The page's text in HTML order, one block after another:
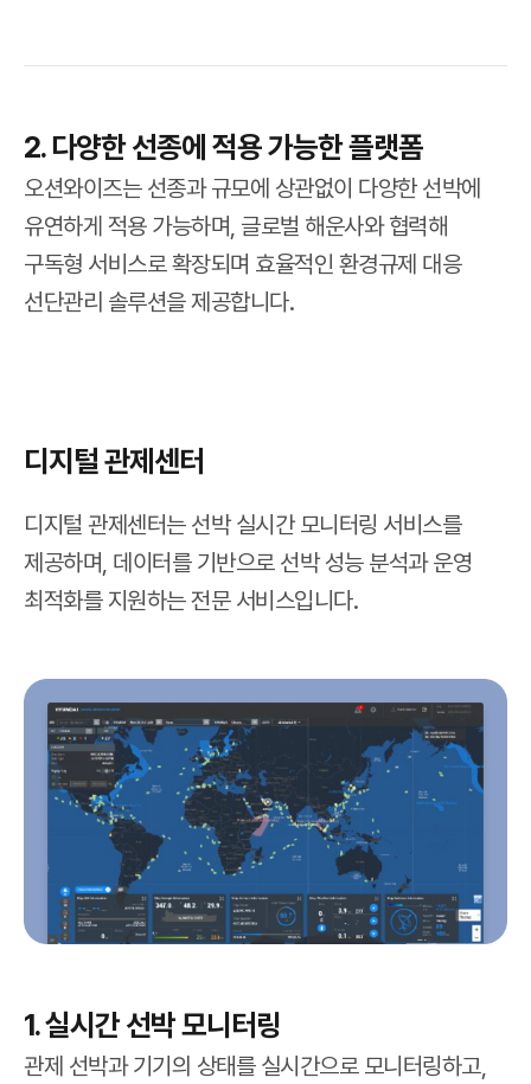
2. 다양한 선종에 적용 가능한 플랫폼
오션와이즈는 선종과 규모에 상관없이 다양한 선박에
유연하게 적용 가능하며, 글로벌 해운사와 협력해
구독형 서비스로 확장되며 효율적인 환경규제 대응
선단관리 솔루션을 제공합니다.
디지털 관제센터
디지털 관제센터는 선박 실시간 모니터링 서비스를
제공하며, 데이터를 기반으로 선박 성능 분석과 운영
최적화를 지원하는 전문 서비스입니다.
1. 실시간 선박 모니터링
관제 선박과 기기의 상태를 실시간으로 모니터링하고,